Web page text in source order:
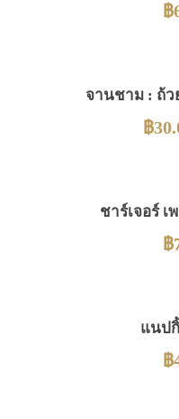
฿
จานชาม : ถ้ว
฿
ชาร์เจอร์ เ
฿
แนป
฿